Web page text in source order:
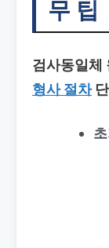
무 팁
검사동일체
형사 절차단
초